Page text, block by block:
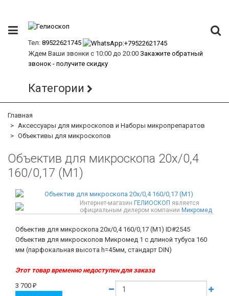
Тел: 89522621745
Ждем Ваши звонки с 10:00 до 20:00 Закажите обратный
звонок - получите скидку
Категории
Главная
Аксессуары для микроскопов и Наборы микропрепаратов
Объективы для микроскопов
Объектив для микроскопа 20х/0,4
160/0,17 (М1)
Интернет-магазин ГЕЛИОСКОП является
официальным дилером компании Микромед
Объектив для микроскопа 20х/0,4 160/0,17 (М1) ID#2545
Объектив для микроскопов Микромед 1 с длиной тубуса 160
мм (парфокальная высота h=45мм, стандарт DIN)
Этот товар временно недоступен для заказа
3 700 ₽